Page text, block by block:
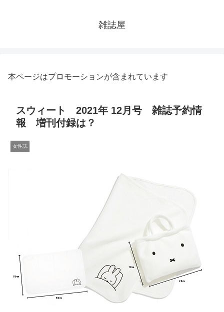
雑誌屋
本ページはプロモーションが含まれています
スウィート 2021年 12月号 雑誌予約情
報 増刊付録は？
女性誌